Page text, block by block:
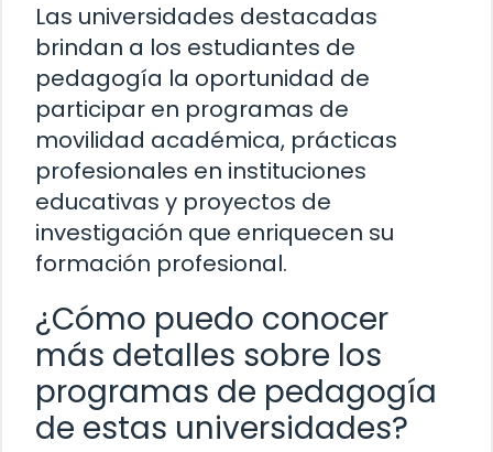
Las universidades destacadas
brindan a los estudiantes de
pedagogía la oportunidad de
participar en programas de
movilidad académica, prácticas
profesionales en instituciones
educativas y proyectos de
investigación que enriquecen su
formación profesional.
¿Cómo puedo conocer
más detalles sobre los
programas de pedagogía
de estas universidades?